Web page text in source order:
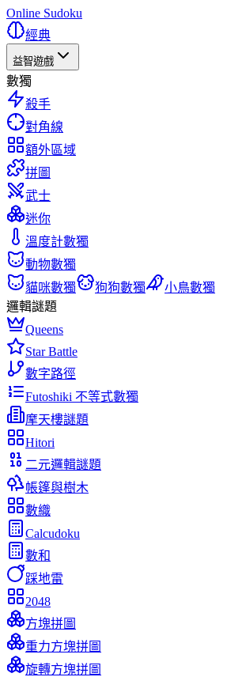
Online Sudoku
經典
益智遊戲
數獨
殺手
對角線
額外區域
拼圖
武士
迷你
溫度計數獨
動物數獨
貓咪數獨
狗狗數獨
小鳥數獨
邏輯謎題
Queens
Star Battle
數字路徑
Futoshiki 不等式數獨
摩天樓謎題
Hitori
二元邏輯謎題
帳篷與樹木
數織
Calcudoku
數和
踩地雷
2048
方塊拼圖
重力方塊拼圖
旋轉方塊拼圖